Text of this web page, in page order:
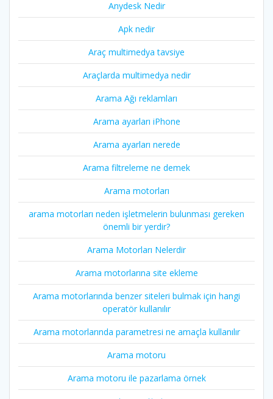
Anydesk Nedir
Apk nedir
Araç multimedya tavsiye
Araçlarda multimedya nedir
Arama Ağı reklamları
Arama ayarları iPhone
Arama ayarları nerede
Arama filtreleme ne demek
Arama motorları
arama motorları neden işletmelerin bulunması gereken
önemli bir yerdir?
Arama Motorları Nelerdir
Arama motorlarına site ekleme
Arama motorlarında benzer siteleri bulmak için hangi
operatör kullanılır
Arama motorlarında parametresi ne amaçla kullanılır
Arama motoru
Arama motoru ile pazarlama örnek